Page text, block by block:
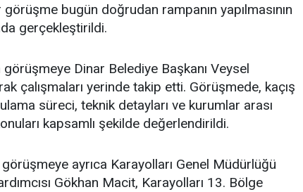
görüşme bugün doğrudan rampanın yapılmasının
gerçekleştirildi.
Dinar Belediye Başkanı Veysel
çalışmaları yerinde takip etti. Görüşmede, kaçış
süreci, teknik detayları ve kurumlar arası
kapsamlı şekilde değerlendirildi.
görüşmeye ayrıca Karayolları Genel Müdürlüğü
Gökhan Macit, Karayolları 13. Bölge